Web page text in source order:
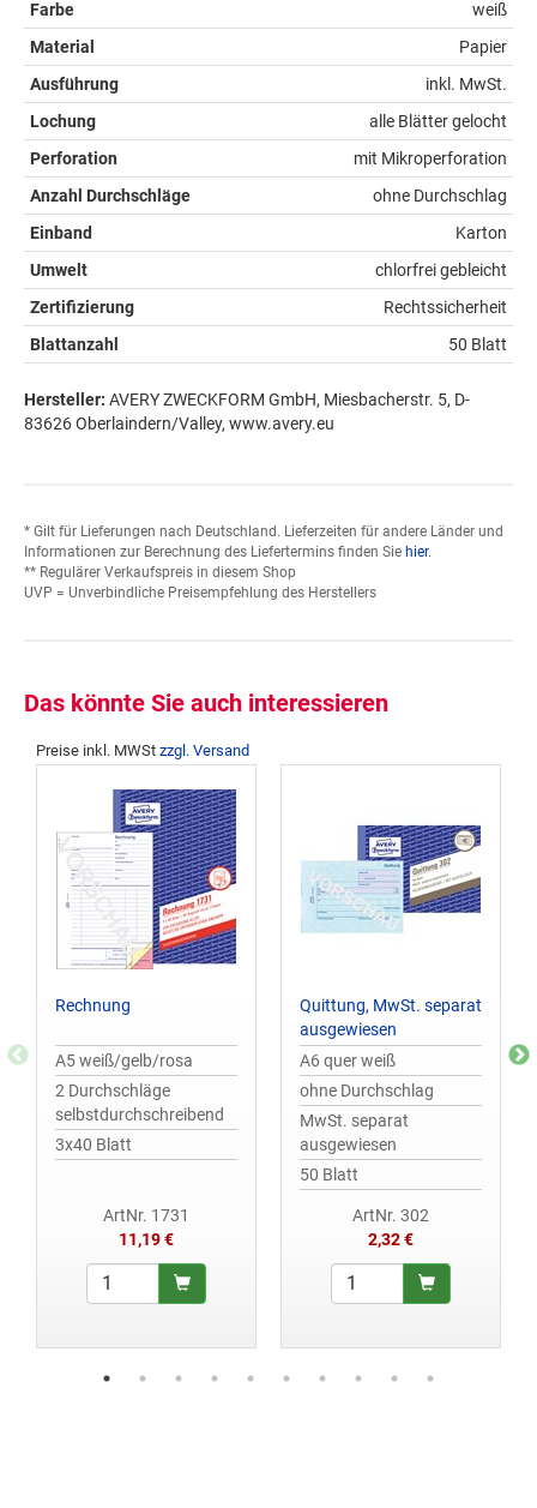
Farbe
weiß
Material
Papier
Ausführung
inkl. MwSt.
Lochung
alle Blätter gelocht
Perforation
mit Mikroperforation
Anzahl Durchschläge
ohne Durchschlag
Einband
Karton
Umwelt
chlorfrei gebleicht
Zertifizierung
Rechtssicherheit
Blattanzahl
50 Blatt
Hersteller: AVERY ZWECKFORM GmbH, Miesbacherstr. 5, D-
83626 Oberlaindern/Valley, www.avery.eu
* Gilt für Lieferungen nach Deutschland. Lieferzeiten für andere Länder und
Informationen zur Berechnung des Liefertermins finden Sie hier.
** Regulärer Verkaufspreis in diesem Shop
UVP = Unverbindliche Preisempfehlung des Herstellers
Das könnte Sie auch interessieren
Preise inkl. MWSt zzgl. Versand
Rechnung
A5 weiß/gelb/rosa
2 Durchschläge
selbstdurchschreibend
3x40 Blatt
ArtNr. 1731
11,19 €
Quittung, MwSt. separat
ausgewiesen
A6 quer weiß
ohne Durchschlag
MwSt. separat
ausgewiesen
50 Blatt
ArtNr. 302
2,32 €